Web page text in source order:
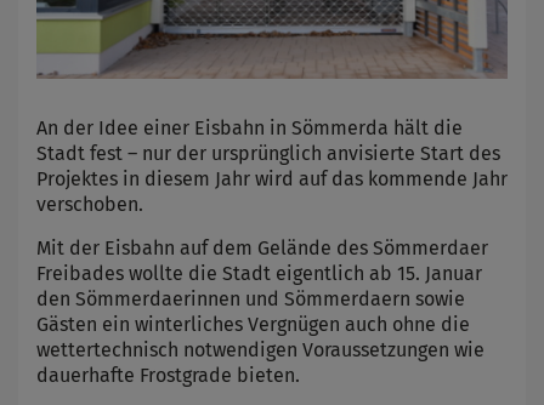
An der Idee einer Eisbahn in Sömmerda hält die
Stadt fest – nur der ursprünglich anvisierte Start des
Projektes in diesem Jahr wird auf das kommende Jahr
verschoben.
Mit der Eisbahn auf dem Gelände des Sömmerdaer
Freibades wollte die Stadt eigentlich ab 15. Januar
den Sömmerdaerinnen und Sömmerdaern sowie
Gästen ein winterliches Vergnügen auch ohne die
wettertechnisch notwendigen Voraussetzungen wie
dauerhafte Frostgrade bieten.